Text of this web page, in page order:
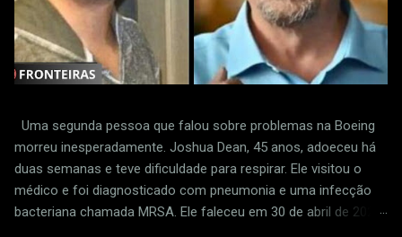
Uma segunda pessoa que falou sobre problemas na Boeing
morreu inesperadamente. Joshua Dean, 45 anos, adoeceu há
duas semanas e teve dificuldade para respirar. Ele visitou o
médico e foi diagnosticado com pneumonia e uma infecção
bacteriana chamada MRSA. Ele faleceu em 30 de abril de 2024.